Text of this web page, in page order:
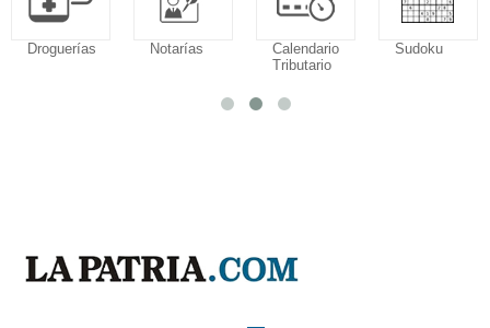
Droguerías Notarías
Calendario
Tributario
Sudoku